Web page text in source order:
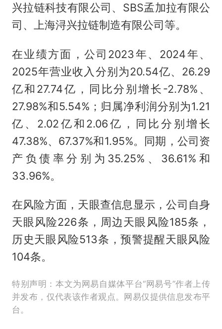
兴拉链科技有限公司、SBS孟加拉有限公
司、上海浔兴拉链制造有限公司等。
在业绩方面，公司2023年、2024年、
2025年营业收入分别为20.54亿、26.29
亿和27.74亿，同比分别增长-2.78%、
27.98%和5.54%；归属净利润分别为1.21
亿、2.02亿和2.06亿，同比分别增长
47.38%、67.37%和1.95%。同期，公司资
产负债率分别为35.25%、36.61%和
33.96%。
在风险方面，天眼查信息显示，公司自身
天眼风险226条，周边天眼风险185条，
历史天眼风险513条，预警提醒天眼风险
104条。
特别声明：本文为网易自媒体平台“网易号”作者上传
并发布，仅代表该作者观点。网易仅提供信息发布平
台。